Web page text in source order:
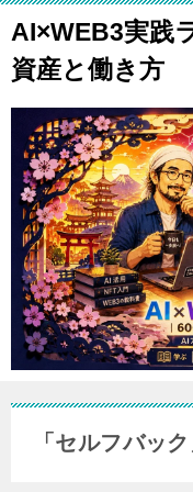
AI×WEB3実践
資産と働き方
「セルフバッ